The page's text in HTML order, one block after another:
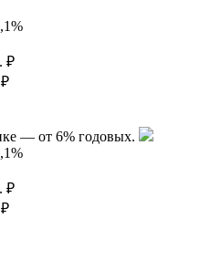
₽
— от 6% годовых.
₽